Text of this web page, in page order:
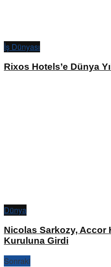
İş Dünyası
Rixos Hotels’e Dünya
Dünya
Nicolas Sarkozy, Accor
Kuruluna Girdi
Sonraki